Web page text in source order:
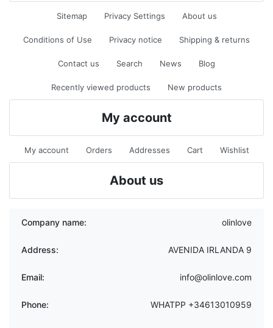
Sitemap Privacy Settings About us
Conditions of Use Privacy notice Shipping & returns
Contact us Search News Blog
Recently viewed products New products
My account
My account Orders Addresses Cart Wishlist
About us
Company name: olinlove
Address: AVENIDA IRLANDA 9
Email: info@olinlove.com
Phone: WHATPP +34613010959